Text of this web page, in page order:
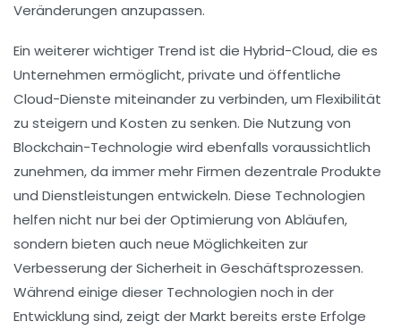
Veränderungen anzupassen.
Ein weiterer wichtiger Trend ist die Hybrid-Cloud, die es
Unternehmen ermöglicht, private und öffentliche
Cloud-Dienste miteinander zu verbinden, um Flexibilität
zu steigern und Kosten zu senken. Die Nutzung von
Blockchain-Technologie wird ebenfalls voraussichtlich
zunehmen, da immer mehr Firmen dezentrale Produkte
und Dienstleistungen entwickeln. Diese Technologien
helfen nicht nur bei der Optimierung von Abläufen,
sondern bieten auch neue Möglichkeiten zur
Verbesserung derSicherheit in Geschäftsprozessen.
Während einige dieser Technologien noch in der
Entwicklung sind, zeigt der Markt bereits erste Erfolge